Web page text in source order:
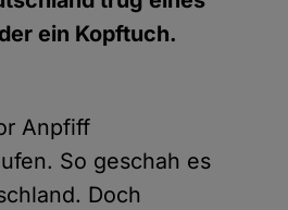
ein Kopftuch.
Anpfiff
So geschah es
Doch